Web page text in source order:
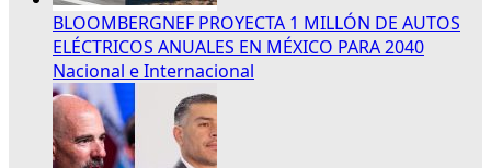
BLOOMBERGNEF PROYECTA 1 MILLÓN DE AUTOS
ELÉCTRICOS ANUALES EN MÉXICO PARA 2040
Nacional e Internacional